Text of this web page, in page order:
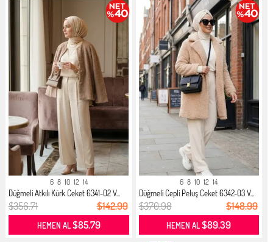
6 8 10 12 14
Düğmeli Atkılı Kürk Ceket 6341-02 V...
$356.71 $142.99
HEMEN AL$85.79
6 8 10 12 14
Düğmeli Cepli Peluş Ceket 6342-03 V...
$370.98 $148.99
HEMEN AL$89.39